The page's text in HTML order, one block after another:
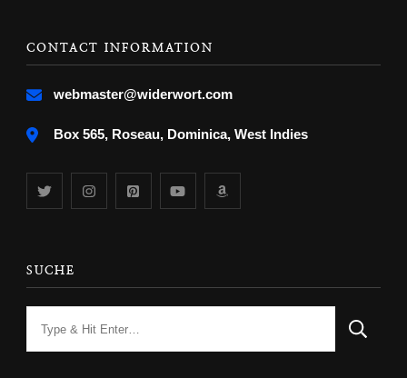
CONTACT INFORMATION
webmaster@widerwort.com
Box 565, Roseau, Dominica, West Indies
SUCHE